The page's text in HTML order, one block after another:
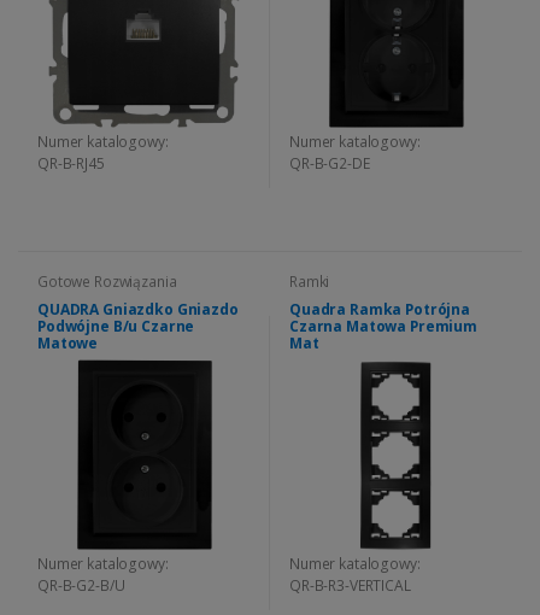
Numer katalogowy:
QR-B-RJ45
Numer katalogowy:
QR-B-G2-DE
Gotowe Rozwiązania
QUADRA Gniazdko Gniazdo
Podwójne B/u Czarne
Matowe
Numer katalogowy:
QR-B-G2-B/U
Ramki
Quadra Ramka Potrójna
Czarna Matowa Premium
Mat
Numer katalogowy:
QR-B-R3-VERTICAL